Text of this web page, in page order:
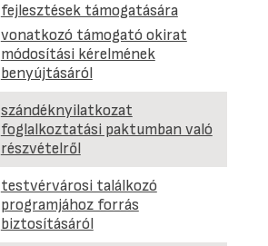
fejlesztések támogatására
vonatkozó támogató okirat
módosítási kérelmének
benyújtásáról
szándéknyilatkozat
foglalkoztatási paktumban való
részvételről
testvérvárosi találkozó
programjához forrás
biztosításáról